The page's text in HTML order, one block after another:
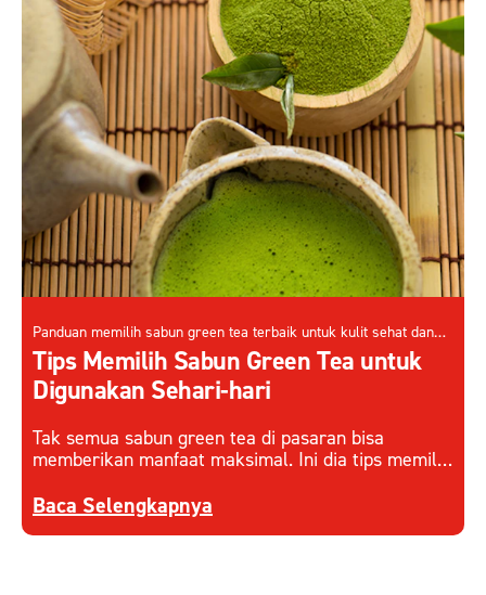
Panduan memilih sabun green tea terbaik untuk kulit sehat dan
terlindungi.
Tips Memilih Sabun Green Tea untuk
Digunakan Sehari-hari
Tak semua sabun green tea di pasaran bisa
memberikan manfaat maksimal. Ini dia tips memilih
Discover more about Tips Memilih Sabun Green
Baca Selengkapnya